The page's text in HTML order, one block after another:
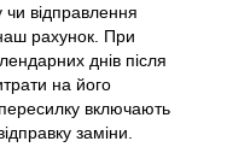
відправлення
рахунок. При
днів після
на його
включають
заміни.